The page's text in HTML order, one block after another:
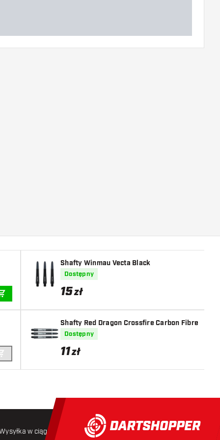
DODAJ DO KOSZYKA
Shafty Winmau Vecta Black
Dostępny
15zł
Shafty Red Dragon Crossfire Carbon Fibre
Dostępny
11zł
w ciągu 24 godzin Darmowa wysyłka od 250 złoty